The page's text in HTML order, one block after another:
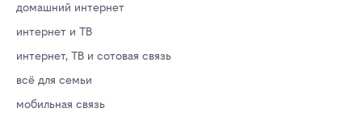
домашний интернет
интернет и ТВ
интернет, ТВ и сотовая связь
всё для семьи
мобильная связь